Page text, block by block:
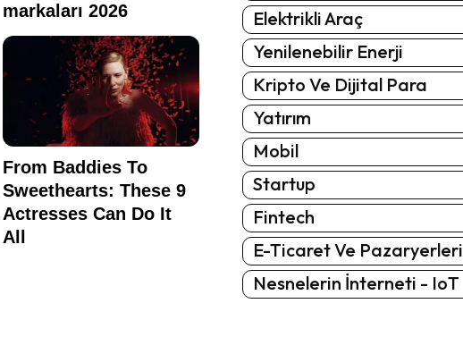
Elektrikli Araç
Yenilenebilir Enerji
Kripto Ve Dijital Para
Yatırım
Mobil
Startup
Fintech
E-Ticaret Ve Pazaryerleri
Nesnelerin İnterneti - IoT